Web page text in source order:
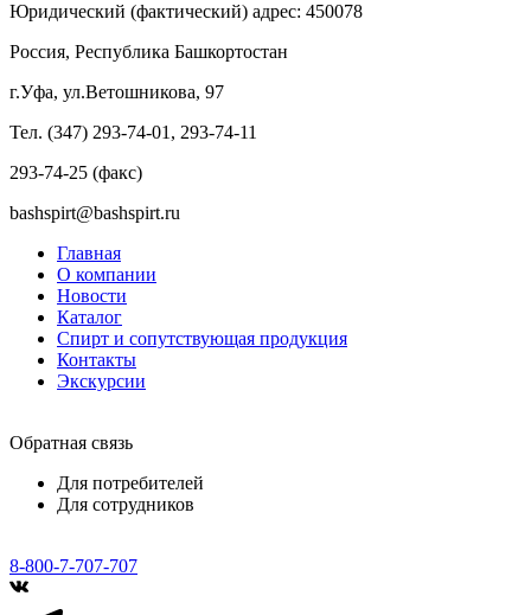
Юридический (фактический) адрес: 450078
Россия, Республика Башкортостан
г.Уфа, ул.Ветошникова, 97
Тел. (347) 293-74-01, 293-74-11
293-74-25 (факс)
bashspirt@bashspirt.ru
Главная
О компании
Новости
Каталог
Спирт и сопутствующая продукция
Контакты
Экскурсии
Обратная связь
Для потребителей
Для сотрудников
8-800-7-707-707